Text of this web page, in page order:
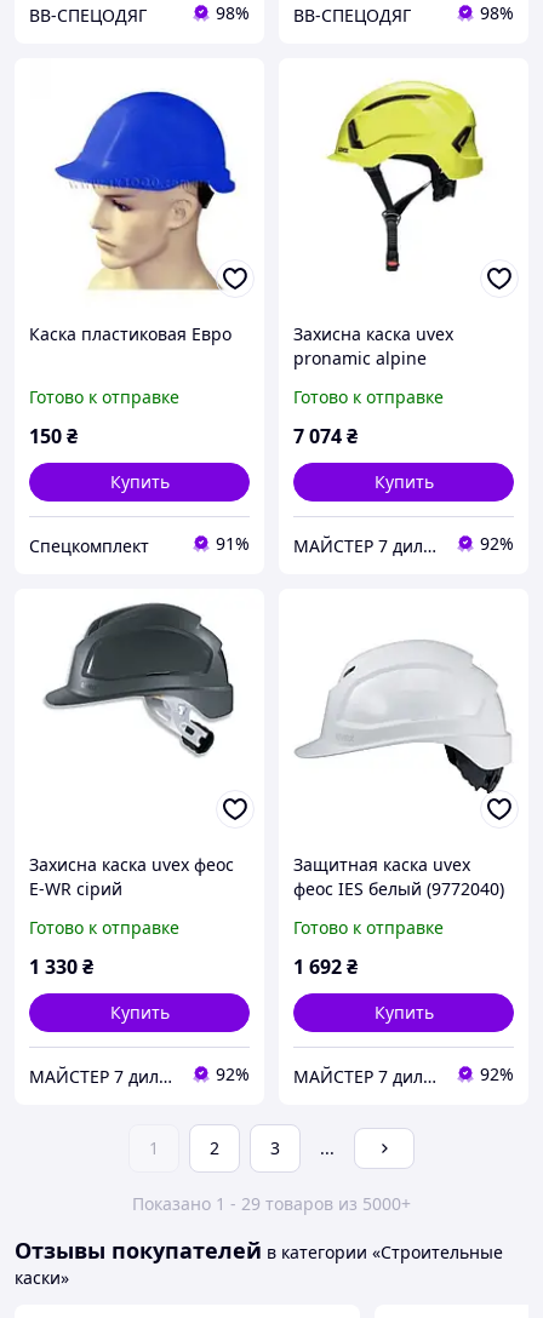
ВВ-СПЕЦОДЯГ 98% ВВ-СПЕЦОДЯГ 98%
Каска пластиковая Евро
Готово к отправке
150₴
Купить
Спецкомплект 91%
Захисна каска uvex
pronamic alpine
Готово к отправке
7 074₴
Купить
МАЙСТЕР 7 дилер UVEХ safety GROUP 92%
Захисна каска uvex феос
E-WR сірий
Готово к отправке
1 330₴
Купить
МАЙСТЕР 7 дилер UVEХ safety GROUP 92%
Защитная каска uvex
феос IES белый (9772040)
Готово к отправке
1 692₴
Купить
МАЙСТЕР 7 дилер UVEХ safety GROUP 92%
1 2 3 ...
Показано 1 - 29 товаров из 5000+
Отзывы покупателей в категории «Строительные
каски»